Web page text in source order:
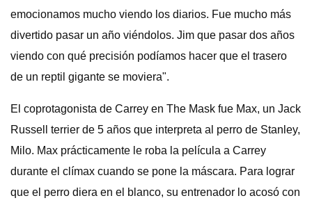
emocionamos mucho viendo los diarios. Fue mucho más
divertido pasar un año viéndolos. Jim que pasar dos años
viendo con qué precisión podíamos hacer que el trasero
de un reptil gigante se moviera".
El coprotagonista de Carrey en The Mask fue Max, un Jack
Russell terrier de 5 años que interpreta al perro de Stanley,
Milo. Max prácticamente le roba la película a Carrey
durante el clímax cuando se pone la máscara. Para lograr
que el perro diera en el blanco, su entrenador lo acosó con